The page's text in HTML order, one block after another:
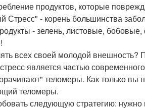
продуктов, которые
Стресс" - корень большинства
- зелень, листовые,
всех своей молодой внешность?
является частью
теломеры. Как только вы
теломеры.
следующую стратегию: